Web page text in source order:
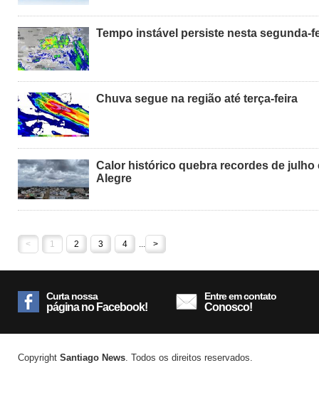
Tempo instável persiste nesta segunda-
Chuva segue na região até terça-feira
Calor histórico quebra recordes de julho
Alegre
< 1 2 3 4 ... >
Curta nossa
página no Facebook!
Entre em contato
Conosco!
Copyright Santiago News . Todos os direitos reservados.